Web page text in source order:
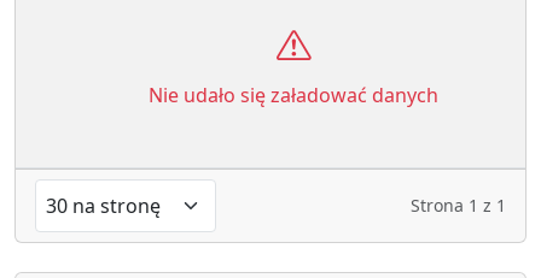
Nie udało się załadować danych
Strona 1 z 1